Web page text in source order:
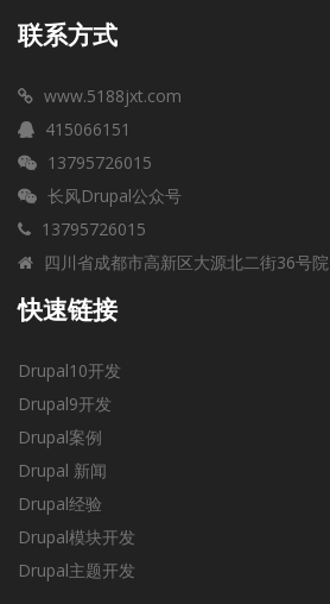
联系方式
www.5188jxt.com
415066151
13795726015
长风Drupal公众号
13795726015
四川省成都市高新区大源北二街36号院
快速链接
Drupal10开发
Drupal9开发
Drupal案例
Drupal 新闻
Drupal经验
Drupal模块开发
Drupal主题开发